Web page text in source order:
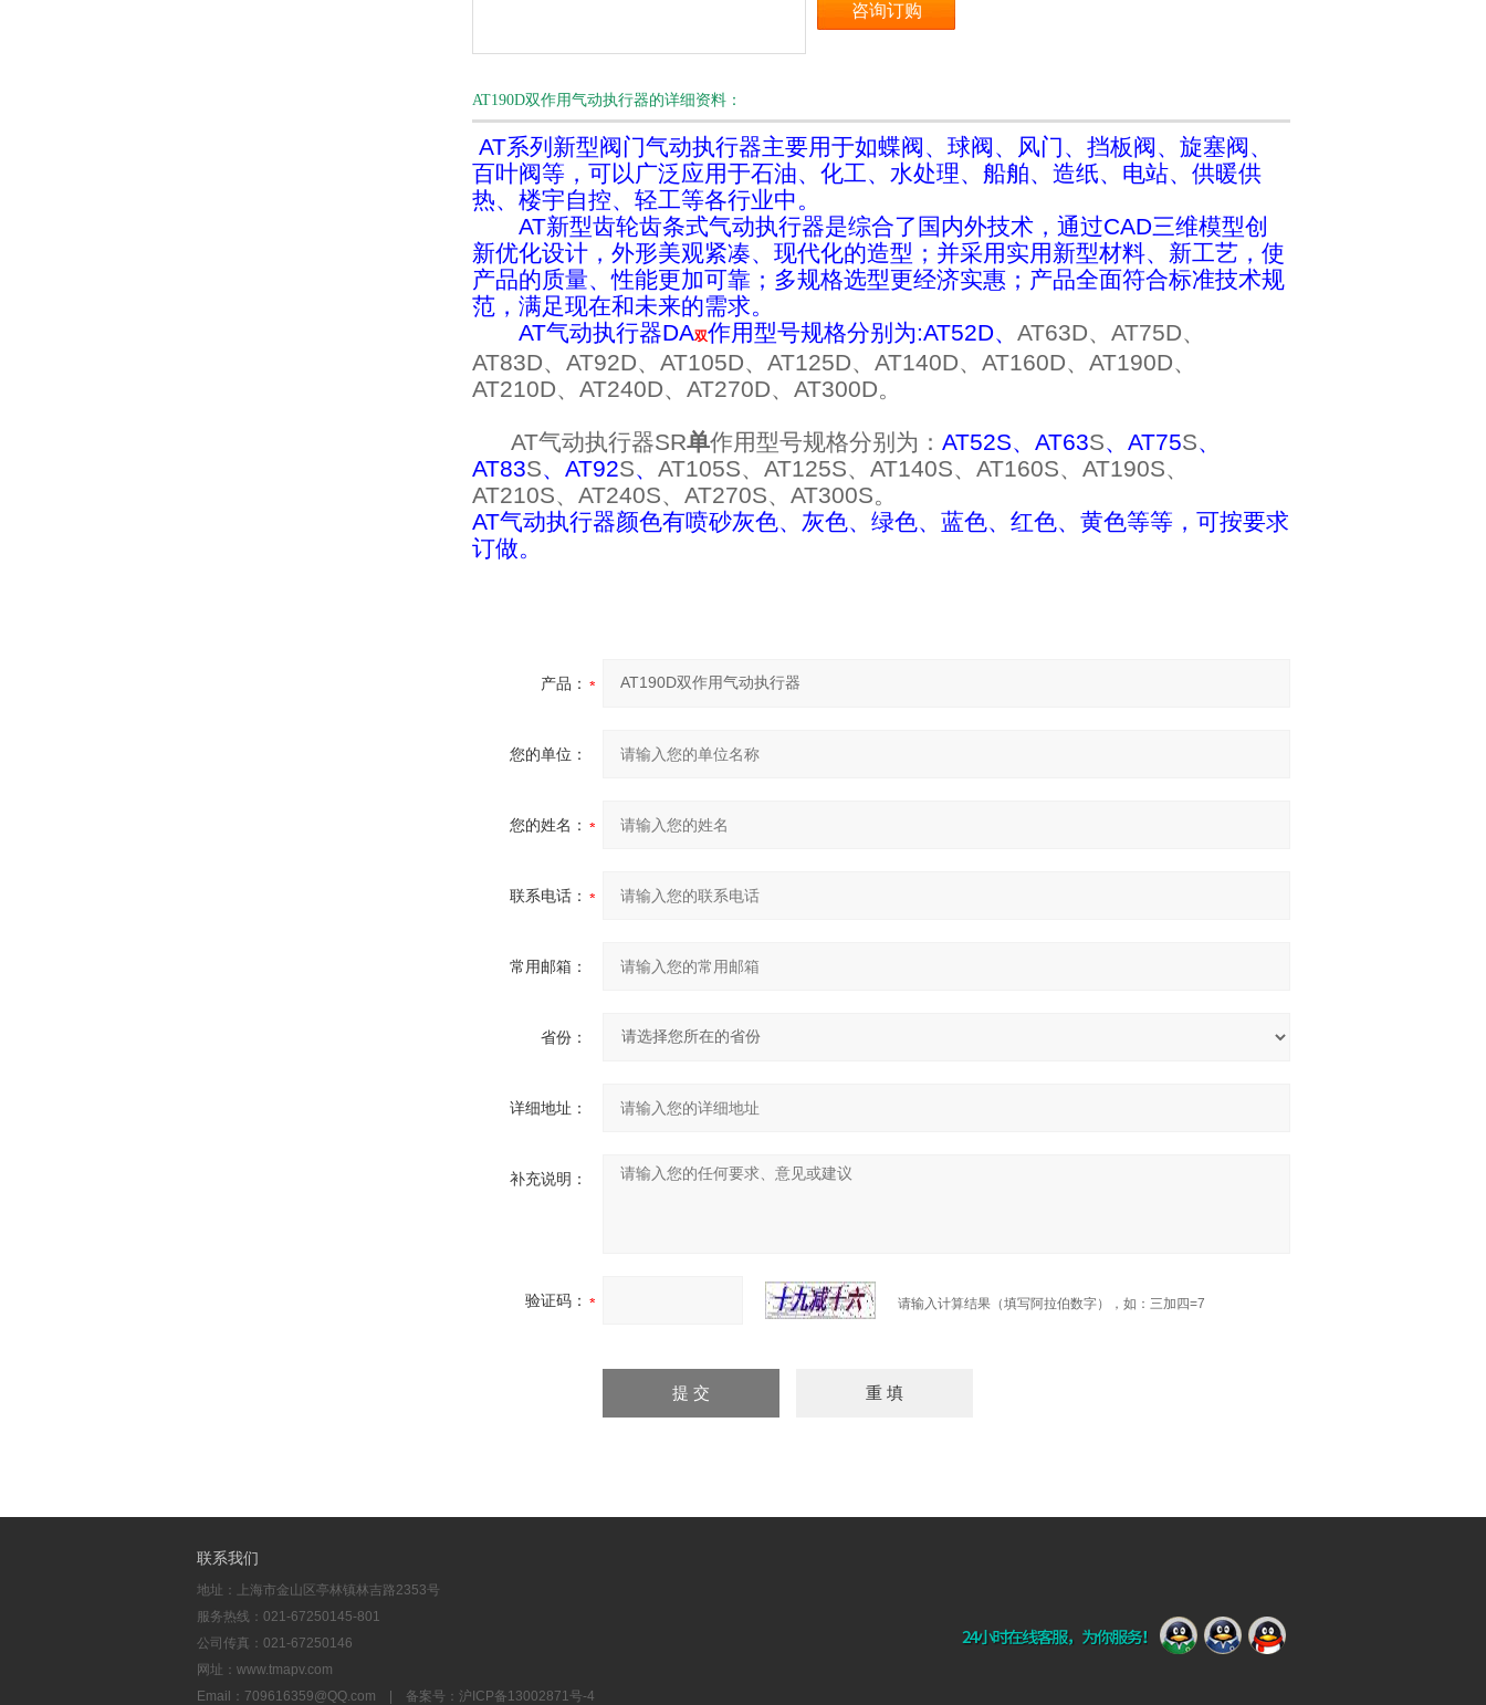
咨询订购
AT190D双作用气动执行器的详细资料：
AT系列新型阀门气动执行器主要用于如蝶阀、球阀、风门、挡板阀、旋塞阀、
百叶阀等，可以广泛应用于石油、化工、水处理、船舶、造纸、电站、供暖供
热、楼宇自控、轻工等各行业中。
AT新型齿轮齿条式气动执行器是综合了国内外技术，通过CAD三维模型创
新优化设计，外形美观紧凑、现代化的造型；并采用实用新型材料、新工艺，使
产品的质量、性能更加可靠；多规格选型更经济实惠；产品全面符合标准技术规
范，满足现在和未来的需求。
AT气动执行器DA双作用型号规格分别为:AT52D、 AT63D、 AT75D、
AT83D、 AT92D、 AT105D、 AT125D、 AT140D、 AT160D、 AT190D、
AT210D、 AT240D、 AT270D、 AT300D。
AT气动执行器SR单作用型号规格分别为： AT52S、 AT63S、 AT75S、
AT83S、 AT92S、 AT105S、 AT125S、 AT140S、 AT160S、 AT190S、
AT210S、 AT240S、 AT270S、 AT300S。
AT气动执行器颜色有喷砂灰色、灰色、绿色、蓝色、红色、黄色等等，可按要求
订做。
产品：
您的单位：
您的姓名：
联系电话：
常用邮箱：
省份：
详细地址：
补充说明：
验证码： 请输入计算结果（填写阿拉伯数字），如：三加四=7
联系我们
地址：上海市金山区亭林镇林吉路2353号
服务热线：021-67250145-801
公司传真：021-67250146
网址：www.tmapv.com
Email： 709616359@QQ.com | 备案号： 沪ICP备13002871号-4